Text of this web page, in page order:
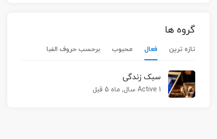
گروه ها
تازه ترین فعال محبوب برحسب حروف الفبا
سبک زندگی
Active 1 سال, ماه 5 قبل